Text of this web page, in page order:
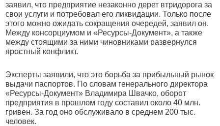
заявил, что предприятие незаконно дерет втридорога за
свои услуги и потребовал его ликвидации. Только после
этого можно ожидать сокращения очередей, заявил он.
Между консорциумом и «Ресурсы-Документ», а также
между стоящими за ними чиновниками развернулся
яростный конфликт.
Эксперты заявили, что это борьба за прибыльный рынок
выдачи паспортов. По словам генерального директора
«Ресурсы-Документ» Владимира Швачко, оборот
предприятия в прошлом году составил около 40 млн.
гривен. За год оно обслуживало в среднем 200 тыс.
человек.